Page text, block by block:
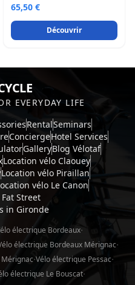
65,50 €
Découvrir
EVERYDAY LIFE
RentalSeminars
ConciergeHotel Services
GalleryBlog Vélotaf
Location vélo Claouey
Location vélo Piraillan
vélo Le Canon
Fat Street
in Gironde
électrique Bordeaux·
électrique Bordeaux Mérignac·
·Vélo électrique Pessac·
électrique Le Bouscat·